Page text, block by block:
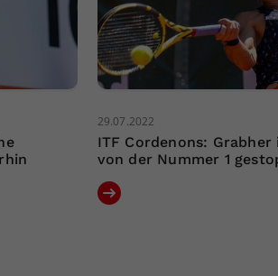
29.07.2022
ITF Cordenons:
von der Nummer 1